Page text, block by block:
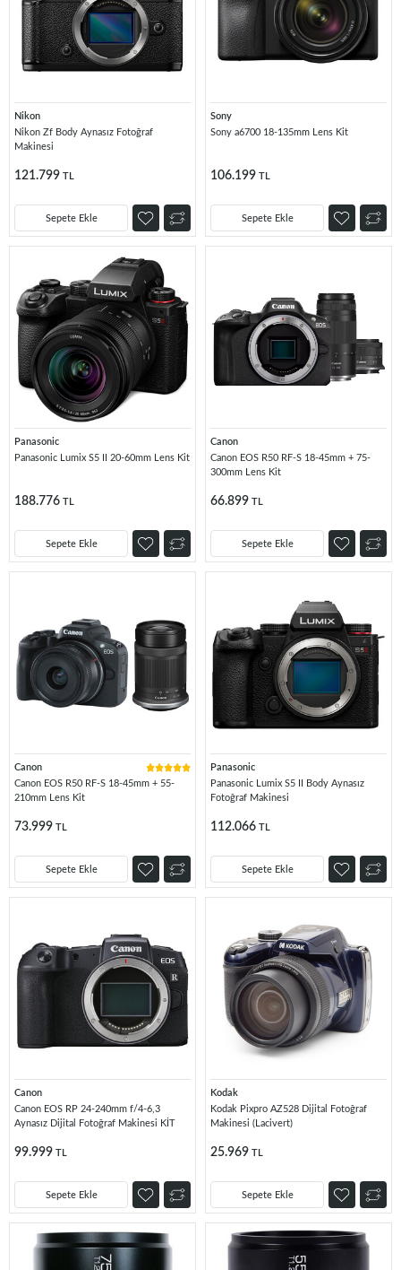
Nikon
Nikon Zf Body Aynasız Fotoğraf
Makinesi
121.799 TL
Sepete Ekle
Sony
Sony a6700 18-135mm Lens Kit
106.199 TL
Sepete Ekle
Panasonic
Panasonic Lumix S5 II 20-60mm Lens Kit
188.776 TL
Sepete Ekle
Canon
Canon EOS R50 RF-S 18-45mm + 75-
300mm Lens Kit
66.899 TL
Sepete Ekle
Canon
Canon EOS R50 RF-S 18-45mm + 55-
210mm Lens Kit
73.999 TL
Sepete Ekle
Panasonic
Panasonic Lumix S5 II Body Aynasız
Fotoğraf Makinesi
112.066 TL
Sepete Ekle
Canon
Canon EOS RP 24-240mm f/4-6,3
Aynasız Dijital Fotoğraf Makinesi KİT
99.999 TL
Sepete Ekle
Kodak
Kodak Pixpro AZ528 Dijital Fotoğraf
Makinesi (Lacivert)
25.969 TL
Sepete Ekle